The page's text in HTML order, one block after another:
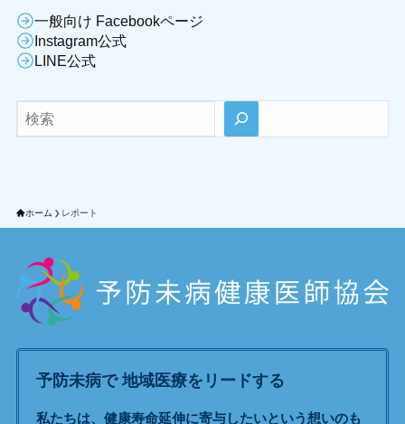
一般向け Facebookページ
Instagram公式
LINE公式
検索
ホーム レポート
予防未病で 地域医療をリードする
私たちは、健康寿命延伸に寄与したいという想いのも